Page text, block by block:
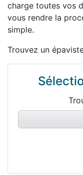
charge toutes vos
vous rendre la
simple.
Trouvez un